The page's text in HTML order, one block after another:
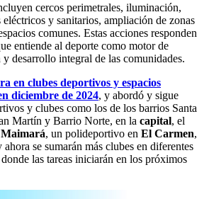
cercos perimetrales, iluminación,
eléctricos y sanitarios, ampliación de zonas
comunes. Estas acciones responden
entiende al deporte como motor de
desarrollo integral de las comunidades.
en clubes deportivos y espacios
diciembre de 2024, y abordó y sigue
y clubes como los de los barrios Santa
Martín y Barrio Norte, en la capital, el
Maimará, un polideportivo en El Carmen,
ahora se sumarán más clubes en diferentes
las tareas iniciarán en los próximos